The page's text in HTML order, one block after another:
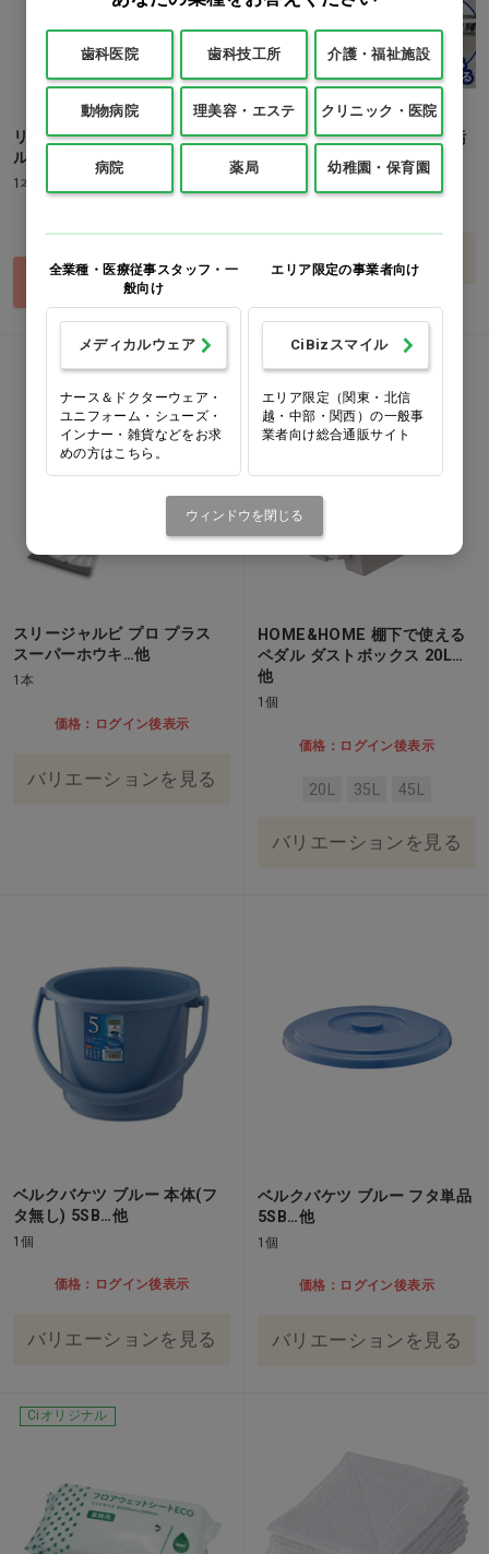
リセッシュ除菌EX 専用空ボト
ル [花王]
1本(370ml)
買い物カゴ
びっくりエアコン すきまの汚
れ落とし[SANKO] 1本…他
バリエーションを見る
スリージャルビ プロ プラス
スーパーホウキ…他
1本
価格：ログイン後表示
バリエーションを見る
HOME&HOME 棚下で使える
ペダル ダストボックス 20L…
他
1個
価格：ログイン後表示
20L 35L 45L
バリエーションを見る
ベルクバケツ ブルー 本体(フ
タ無し) 5SB…他
1個
価格：ログイン後表示
バリエーションを見る
ベルクバケツ ブルー フタ単品
5SB…他
1個
価格：ログイン後表示
バリエーションを見る
Ciオリジナル
歯科医院 歯科技工所 介護・福祉施設
動物病院 理美容・エステ クリニック・医院
病院 薬局 幼稚園・保育園
全業種・医療従事スタッフ・一
般向け
メディカルウェア
ナース＆ドクターウェア・
ユニフォーム・シューズ・
インナー・雑貨などをお求
めの方はこちら。
エリア限定の事業者向け
CiBizスマイル
エリア限定（関東・北信
越・中部・関西）の一般事
業者向け総合通販サイト
ウィンドウを閉じる